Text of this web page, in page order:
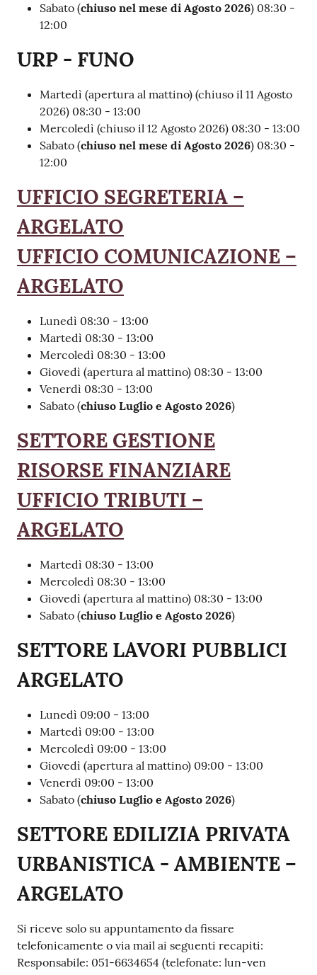
Sabato (chiuso nel mese di Agosto 2026) 08:30 -
12:00
URP - FUNO
Martedì (apertura al mattino) (chiuso il 11 Agosto
2026) 08:30 - 13:00
Mercoledì (chiuso il 12 Agosto 2026) 08:30 - 13:00
Sabato (chiuso nel mese di Agosto 2026) 08:30 -
12:00
UFFICIO SEGRETERIA –
ARGELATO
UFFICIO COMUNICAZIONE –
ARGELATO
Lunedì 08:30 - 13:00
Martedì 08:30 - 13:00
Mercoledì 08:30 - 13:00
Giovedì (apertura al mattino) 08:30 - 13:00
Venerdì 08:30 - 13:00
Sabato (chiuso Luglio e Agosto 2026)
SETTORE GESTIONE
RISORSE FINANZIARE
UFFICIO TRIBUTI –
ARGELATO
Martedì 08:30 - 13:00
Mercoledì 08:30 - 13:00
Giovedì (apertura al mattino) 08:30 - 13:00
Sabato (chiuso Luglio e Agosto 2026)
SETTORE LAVORI PUBBLICI
ARGELATO
Lunedì 09:00 - 13:00
Martedì 09:00 - 13:00
Mercoledì 09:00 - 13:00
Giovedì (apertura al mattino) 09:00 - 13:00
Venerdì 09:00 - 13:00
Sabato (chiuso Luglio e Agosto 2026)
SETTORE EDILIZIA PRIVATA
URBANISTICA - AMBIENTE –
ARGELATO
Si riceve solo su appuntamento da fissare
telefonicamente o via mail ai seguenti recapiti:
Responsabile: 051-6634654 (telefonate: lun-ven